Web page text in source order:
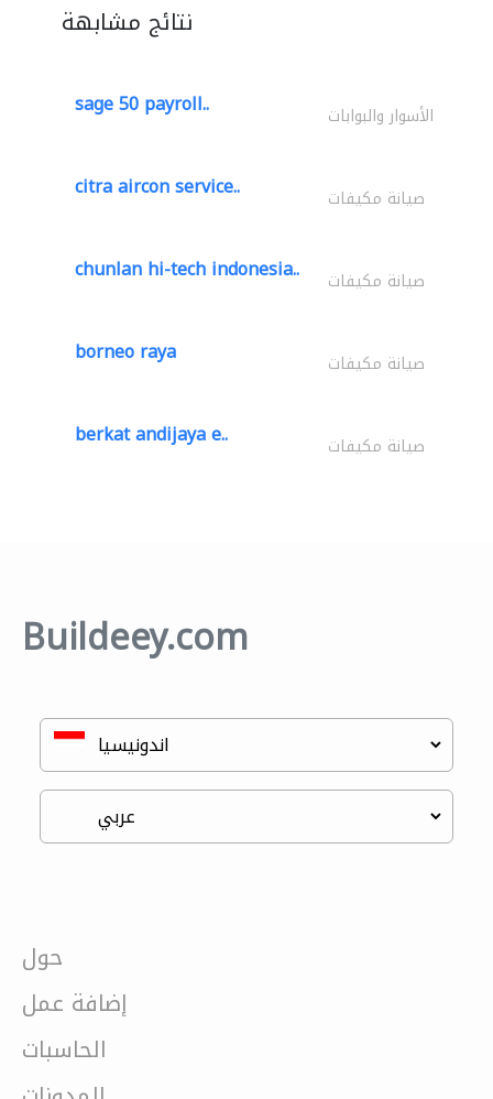
نتائج مشابهة
sage 50 payroll.. الأسوار والبوابات
citra aircon service.. صيانة مكيفات
chunlan hi-tech indonesia.. صيانة مكيفات
borneo raya صيانة مكيفات
berkat andijaya e.. صيانة مكيفات
Buildeey.com
حول
إضافة عمل
الحاسبات